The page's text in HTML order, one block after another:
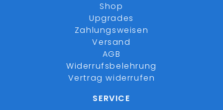
Shop
Upgrades
Zahlungsweisen
Versand
AGB
Widerrufsbelehrung
Vertrag widerrufen
SERVICE